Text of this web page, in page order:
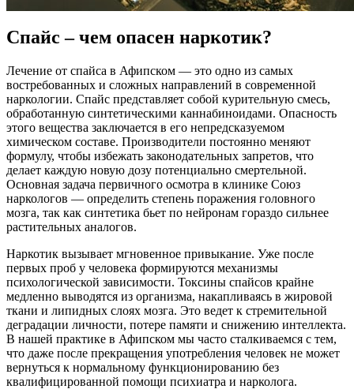
Спайс – чем опасен наркотик?
Лечение от спайса в Афипском — это одно из самых
востребованных и сложных направлений в современной
наркологии. Спайс представляет собой курительную смесь,
обработанную синтетическими каннабиноидами. Опасность
этого вещества заключается в его непредсказуемом
химическом составе. Производители постоянно меняют
формулу, чтобы избежать законодательных запретов, что
делает каждую новую дозу потенциально смертельной.
Основная задача первичного осмотра в клинике Союз
наркологов — определить степень поражения головного
мозга, так как синтетика бьет по нейронам гораздо сильнее
растительных аналогов.
Наркотик вызывает мгновенное привыкание. Уже после
первых проб у человека формируются механизмы
психологической зависимости. Токсины спайсов крайне
медленно выводятся из организма, накапливаясь в жировой
ткани и липидных слоях мозга. Это ведет к стремительной
деградации личности, потере памяти и снижению интеллекта.
В нашей практике в Афипском мы часто сталкиваемся с тем,
что даже после прекращения употребления человек не может
вернуться к нормальному функционированию без
квалифицированной помощи психиатра и нарколога.